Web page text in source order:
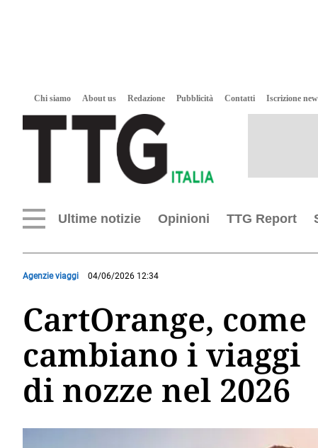
Chi siamo About us Redazione Pubblicità Contatti Iscrizione
Ultime notizie Opinioni TTG Report
Agenzie viaggi 04/06/2026 12:34
CartOrange, come
cambiano i viaggi
di nozze nel 2026